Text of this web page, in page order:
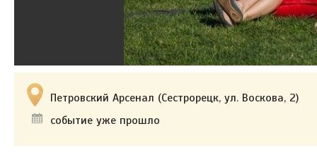
Петровский Арсенал (Сестрорецк, ул. Воскова, 2)
событие уже прошло